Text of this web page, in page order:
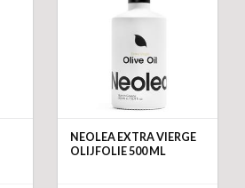
NEOLEA EXTRA VIERGE
OLIJFOLIE 500 ML